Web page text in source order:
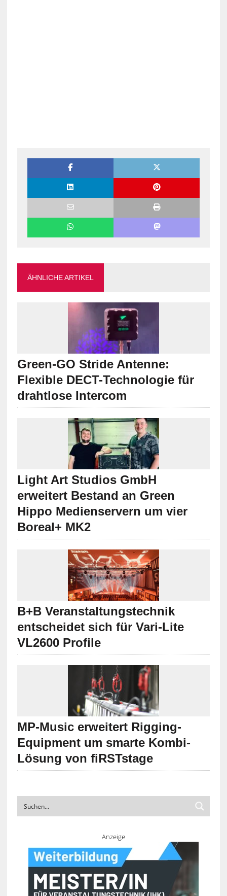
ÄHNLICHE ARTIKEL
Green-GO Stride Antenne:
Flexible DECT-Technologie für
drahtlose Intercom
Light Art Studios GmbH
erweitert Bestand an Green
Hippo Medienservern um vier
Boreal+ MK2
B+B Veranstaltungstechnik
entscheidet sich für Vari-Lite
VL2600 Profile
MP-Music erweitert Rigging-
Equipment um smarte Kombi-
Lösung von fiRSTstage
Anzeige